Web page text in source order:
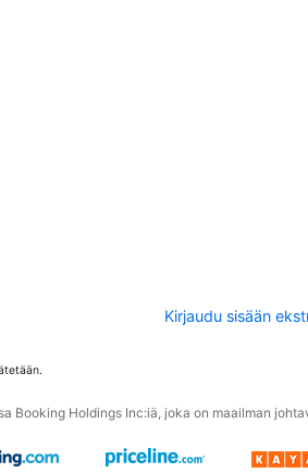
Kirjaudu sisään
Booking Holdings Inc:iä, joka on maailman